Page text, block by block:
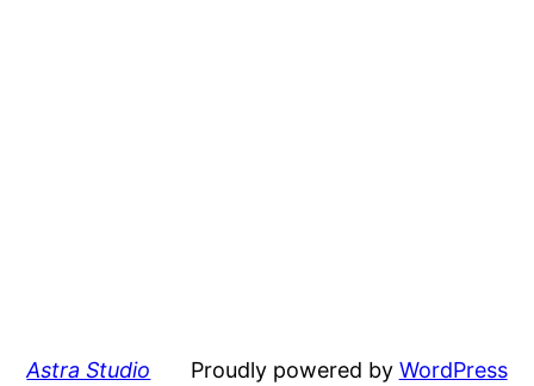
Astra Studio Proudly powered by WordPress